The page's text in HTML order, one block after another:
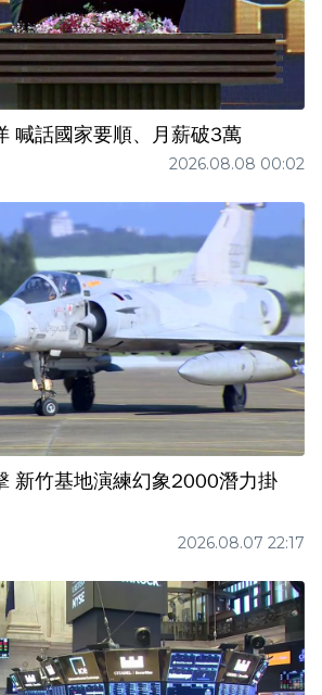
喊話國家要順、月薪破3萬
2026.08.08 00:02
新竹基地演練幻象2000潛力掛
2026.08.07 22:17